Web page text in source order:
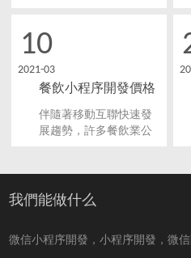
序在各行各業全是趨之
業都運用小程序的方便
來給本行業進行盈利。
那么怎么運用小程序開
發來給餐飲業營業呢?
10
2021-03
餐飲小程序開發價格
是多少？
伴隨著移動互聯快速發
展趨勢，許多餐飲業公
的要求。那么餐飲小程
樣來評定呢？
我們能做什么
微信小程序開發，小程序開發，微